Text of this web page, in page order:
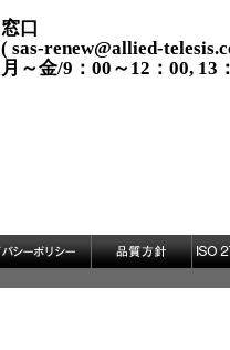
窓口
( sas-renew@allied-
月～金/9：00～12：00, 13